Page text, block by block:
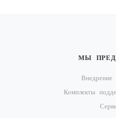
МЫ
Внедрение
Комплекты